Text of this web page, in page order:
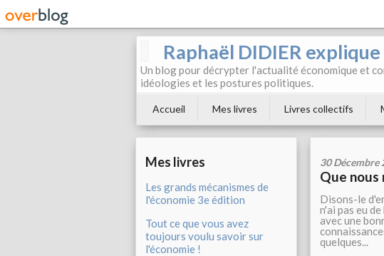
Raphaël DIDIER
Un blog pour décrypter l'actualité économique et
idéologies et les postures politiques.
Accueil Mes livres Livres collectifs
Mes livres
Les grands mécanismes de
l'économie 3e édition
Tout ce que vous avez
toujours voulu savoir sur
l'économie !
30 Décembre
Que nous
Disons-le
n'ai pas eu
avec une
quelques...